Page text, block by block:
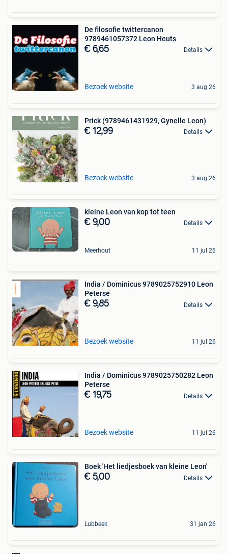
De filosofie twittercanon
9789461057372 Leon Heuts
€ 6,65 Details
Bezoek website 3 aug 26
Prick (9789461431929, Gynelle Leon)
€ 12,99 Details
Bezoek website 3 aug 26
kleine Leon van kop tot teen
€ 9,00 Details
Meerhout 11 jul 26
India / Dominicus 9789025752910 Leon
Peterse
€ 9,85 Details
Bezoek website 11 jul 26
India / Dominicus 9789025750282 Leon
Peterse
€ 19,75 Details
Bezoek website 11 jul 26
Boek 'Het liedjesboek van kleine Leon'
€ 5,00 Details
Lubbeek 31 jan 26